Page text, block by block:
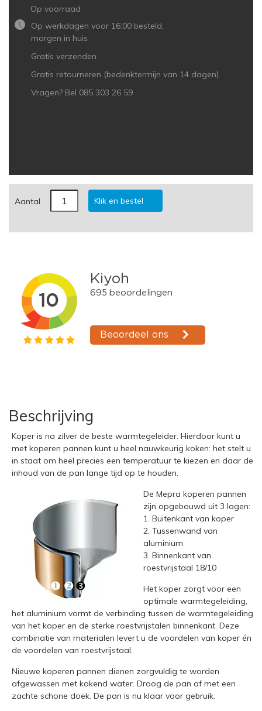
Op voorraad
Op werkdagen voor 16:00 besteld,
morgen in huis
Gratis verzenden
Gratis retourneren (bedenktermijn van 14 dagen)
Vragen? Bel 085 303 26 59
Aantal Klik en bestel
Beschrijving
Koper is na zilver de beste warmtegeleider. Hierdoor kunt u
met koperen pannen kunt u heel nauwkeurig koken: het stelt u
in staat om heel precies een temperatuur te kiezen en daar de
inhoud van de pan lange tijd op te houden.
De Mepra koperen pannen
zijn opgebouwd uit 3 lagen:
1. Buitenkant van koper
2. Tussenwand van
aluminium
3. Binnenkant van
roestvrijstaal 18/10
Het koper zorgt voor een
optimale warmtegeleiding,
het aluminium vormt de verbinding tussen de warmtegeleiding
van het koper en de sterke roestvrijstalen binnenkant. Deze
combinatie van materialen levert u de voordelen van koper én
de voordelen van roestvrijstaal.
Nieuwe koperen pannen dienen zorgvuldig te worden
afgewassen met kokend water. Droog de pan af met een
zachte schone doek. De pan is nu klaar voor gebruik.